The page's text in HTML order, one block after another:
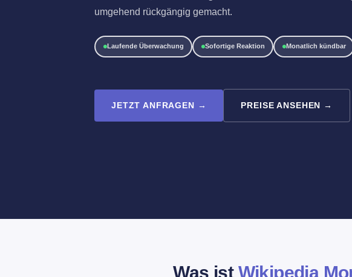
umgehend rückgängig gemacht.
Laufende Überwachung Sofortige Reaktion Monatlich kündbar
JETZT ANFRAGEN → PREISE ANSEHEN →
Was ist Wikipedia